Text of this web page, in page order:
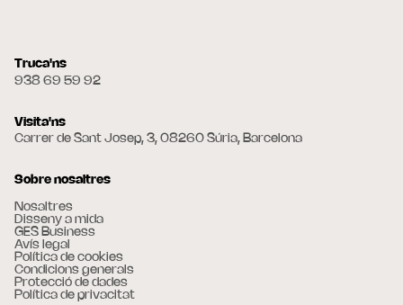
Truca'ns
938 69 59 92
Visita'ns
Carrer de Sant Josep, 3, 08260 Súria, Barcelona
Sobre nosaltres
Nosaltres
Disseny a mida
GES Business
Avís legal
Política de cookies
Condicions generals
Protecció de dades
Política de privacitat